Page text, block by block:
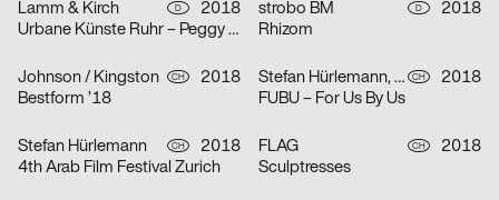
Lamm & Kirch D
2018
Urbane Künste Ruhr – Peggy Buth: Vom Nutzen der Angst
strobo BM D
2018
Rhizom
Johnson / Kingston CH
2018
Bestform ’18
Stefan Hürlemann, Tanja Krebs, Anna Pravorotskaya, Laurence Lok Hang Hau CH
2018
FUBU – For Us By Us
Stefan Hürlemann CH
2018
4th Arab Film Festival Zurich
FLAG CH
2018
Sculptresses